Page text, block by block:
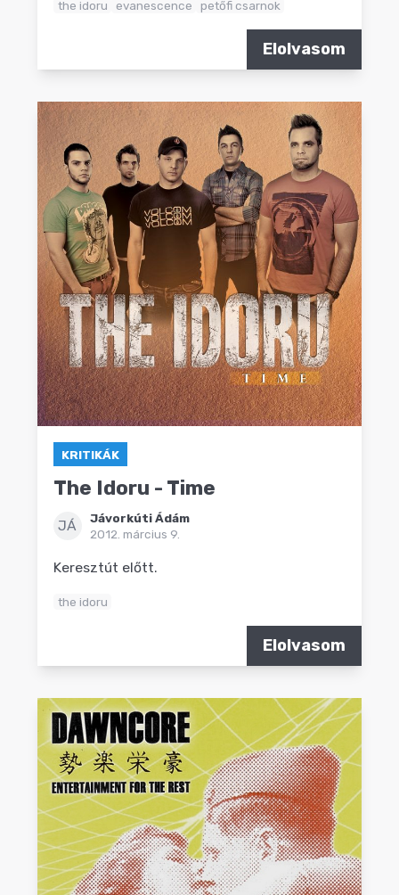
the idoru evanescence petőfi csarnok
Elolvasom
KRITIKÁK
The Idoru - Time
JÁ
Jávorkúti Ádám
2012. március 9.
Keresztút előtt.
the idoru
Elolvasom